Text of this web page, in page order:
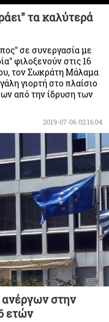
τα καλύτερά
σε συνεργασία με
φιλοξενούν στις 16
τον Σωκράτη Μάλαμα
γιορτή στο πλαίσιο
από την ίδρυση των
2019-07-06 02:16:04
στην
ετών